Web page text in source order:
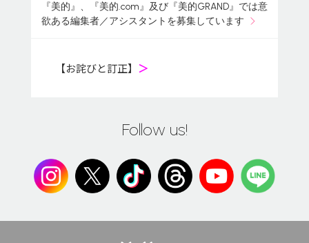
『美的』、『美的.com』及び『美的GRAND』では意
欲ある編集者／アシスタントを募集しています
【お詫びと訂正】 ＞
Follow us!